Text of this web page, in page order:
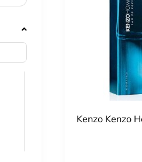
Kenzo Kenzo